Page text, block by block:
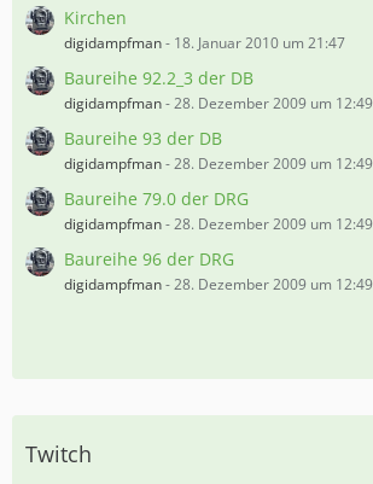
Kirchen
digidampfman- 18. Januar 2010 um 21:47
Baureihe 92.2_3 der DB
digidampfman-28. Dezember 2009 um 12:49
Baureihe 93 der DB
digidampfman-28. Dezember 2009 um 12:49
Baureihe 79.0 der DRG
digidampfman-28. Dezember 2009 um 12:49
Baureihe 96 der DRG
digidampfman-28. Dezember 2009 um 12:49
Twitch